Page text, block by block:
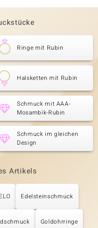
Ringe mit Rubin
Halsketten mit Rubin
Schmuck mit AAA-
Mosambik-Rubin
Schmuck im gleichen
Design
Artikels
Edelsteinschmuck
Goldohrringe